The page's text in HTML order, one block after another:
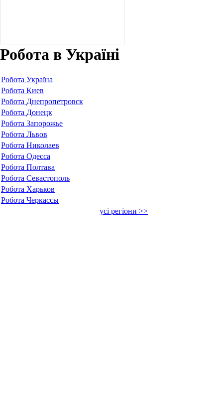
Робота в Україні
Робота Україна
Робота Киев
Робота Днепропетровск
Робота Донецк
Робота Запорожье
Робота Львов
Робота Николаев
Робота Одесса
Робота Полтава
Робота Севастополь
Робота Харьков
Робота Черкассы
усі регіони >>